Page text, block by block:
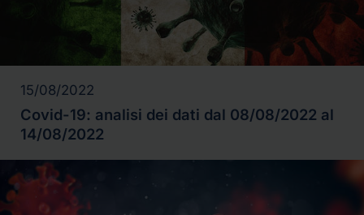
15/08/2022
Covid-19: analisi dei dati dal 08/08/2022 al
14/08/2022